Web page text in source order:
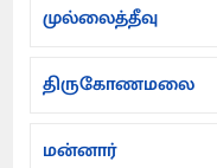
முல்லைத்தீவு
திருகோணமலை
மன்னார்